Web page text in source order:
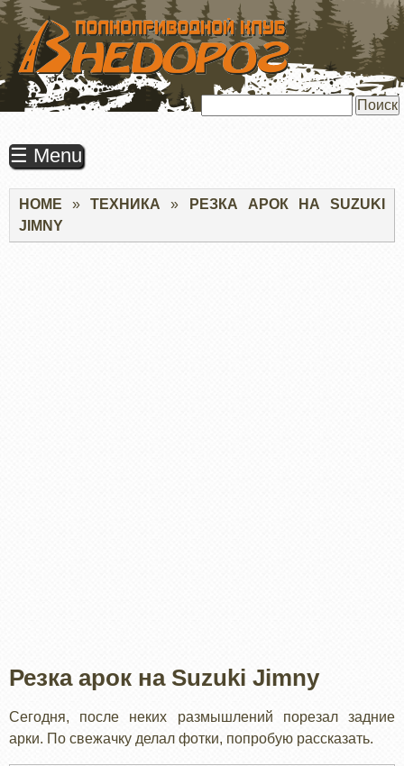
ПЕРЕЙТИ
ОСНОВНОМУ
СОДЕРЖАНИЮ
☰ Menu
Строка
навигации
HOME ТЕХНИКА
РЕЗКА АРОК НА SUZUKI
JIMNY
Резка арок на Suzuki Jimny
Сегодня, после неких размышлений порезал задние
арки. По свежачку делал фотки, попробую рассказать.